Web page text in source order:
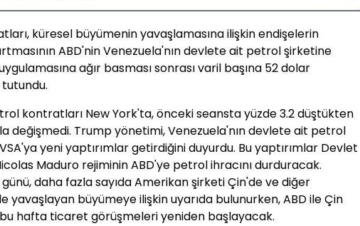
küresel büyümenin yavaşlamasına ilişkin endişelerin
ABD'nin Venezuela'nın devlete ait petrol şirketine
ağır basması sonrası varil başına 52 dolar
kontratları New York'ta, önceki seansta yüzde 3.2 düştükten
değişmedi. Trump yönetimi, Venezuela'nın devlete ait petrol
yeni yaptırımlar getirdiğini duyurdu. Bu yaptırımlar Devlet
Maduro rejiminin ABD'ye petrol ihracını durduracak.
daha fazla sayıda Amerikan şirketi Çin'de ve diğer
yavaşlayan büyümeye ilişkin uyarıda bulunurken, ABD ile Çin
hafta ticaret görüşmeleri yeniden başlayacak.